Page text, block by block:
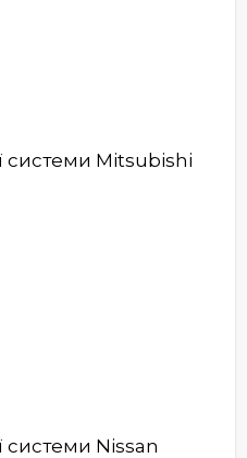
системи Mitsubishi
системи Nissan